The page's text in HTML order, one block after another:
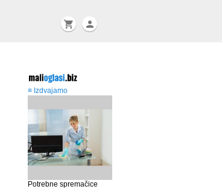
shopping_cart person